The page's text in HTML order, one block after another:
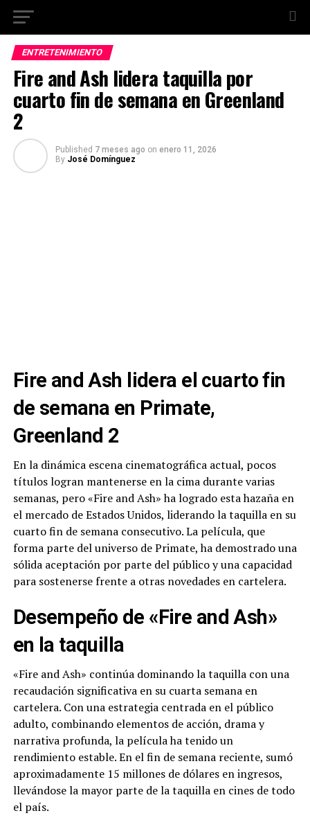
ENTRETENIMIENTO
Fire and Ash lidera taquilla por
cuarto fin de semana en Greenland
2
Published 7 meses ago on enero 11, 2026
By José Domínguez
Fire and Ash lidera el cuarto fin
de semana en Primate,
Greenland 2
En la dinámica escena cinematográfica actual, pocos
títulos logran mantenerse en la cima durante varias
semanas, pero «Fire and Ash» ha logrado esta hazaña en
el mercado de Estados Unidos, liderando la taquilla en su
cuarto fin de semana consecutivo. La película, que
forma parte del universo de Primate, ha demostrado una
sólida aceptación por parte del público y una capacidad
para sostenerse frente a otras novedades en cartelera.
Desempeño de «Fire and Ash»
en la taquilla
«Fire and Ash» continúa dominando la taquilla con una
recaudación significativa en su cuarta semana en
cartelera. Con una estrategia centrada en el público
adulto, combinando elementos de acción, drama y
narrativa profunda, la película ha tenido un
rendimiento estable. En el fin de semana reciente, sumó
aproximadamente 15 millones de dólares en ingresos,
llevándose la mayor parte de la taquilla en cines de todo
el país.